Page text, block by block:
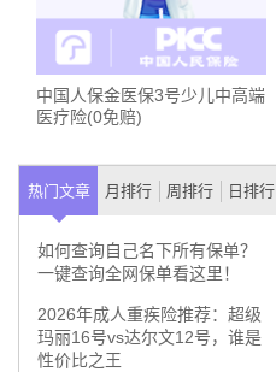
中国人保金医保3号少儿中高端
医疗险(0免赔)
热门文章 月排行 周排行 日排行
如何查询自己名下所有保单？
一键查询全网保单看这里！
2026年成人重疾险推荐：超级
玛丽16号vs达尔文12号，谁是
性价比之王